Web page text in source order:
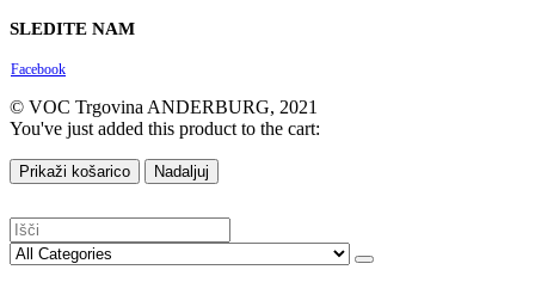
SLEDITE NAM
Facebook
© VOC Trgovina ANDERBURG, 2021
You've just added this product to the cart:
Prikaži košarico Nadaljuj